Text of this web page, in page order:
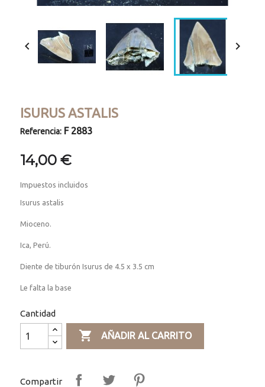
 
ISURUS ASTALIS
Referencia: F 2883
14,00 €
Impuestos incluidos
Isurus astalis
Mioceno.
Ica, Perú.
Diente de tiburón Isurus de 4.5 x 3.5 cm
Le falta la base
Cantidad
 AÑADIR AL CARRITO
Compartir